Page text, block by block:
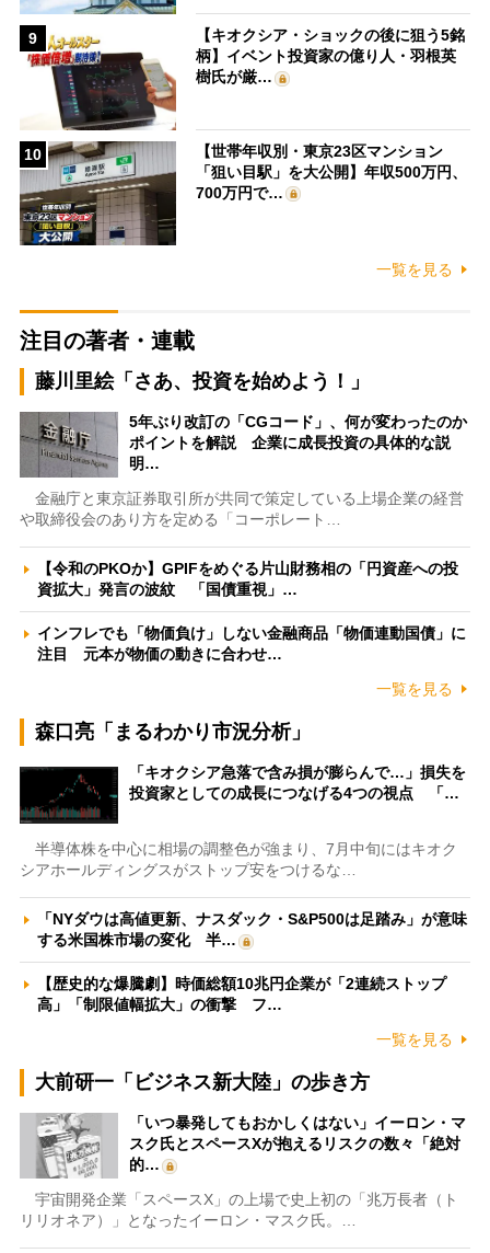
9
【キオクシア・ショックの後に狙う5銘
柄】イベント投資家の億り人・羽根英
樹氏が厳…
10
【世帯年収別・東京23区マンション
「狙い目駅」を大公開】年収500万円、
700万円で…
一覧を見る
注目の著者・連載
藤川里絵「さあ、投資を始めよう！」
5年ぶり改訂の「CGコード」、何が変わったのか
ポイントを解説 企業に成長投資の具体的な説
明…
金融庁と東京証券取引所が共同で策定している上場企業の経営
や取締役会のあり方を定める「コーポレート…
【令和のPKOか】GPIFをめぐる片山財務相の「円資産への投
資拡大」発言の波紋 「国債重視」…
インフレでも「物価負け」しない金融商品「物価連動国債」に
注目 元本が物価の動きに合わせ…
一覧を見る
森口亮「まるわかり市況分析」
「キオクシア急落で含み損が膨らんで…」損失を
投資家としての成長につなげる4つの視点 「…
半導体株を中心に相場の調整色が強まり、7月中旬にはキオク
シアホールディングスがストップ安をつけるな…
「NYダウは高値更新、ナスダック・S&P500は足踏み」が意味
する米国株市場の変化 半…
【歴史的な爆騰劇】時価総額10兆円企業が「2連続ストップ
高」「制限値幅拡大」の衝撃 フ…
一覧を見る
大前研一「ビジネス新大陸」の歩き方
「いつ暴発してもおかしくはない」イーロン・マ
スク氏とスペースXが抱えるリスクの数々「絶対
的…
宇宙開発企業「スペースX」の上場で史上初の「兆万長者（ト
リリオネア）」となったイーロン・マスク氏。…